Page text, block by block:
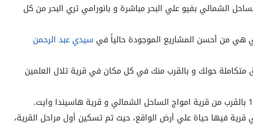
الشمالي بفيو علي البحر مباشرة و بانورامي تري البحر من كل
هي من أحسن المشاريع الموجودة حالياً في سيدي عبد الرحمن
متكاملة حولك و بالقرب منك في كل مكان في قرية تلال العلمين
قرية فيها حياة علي أرض الواقع، حيث تم تسكين أول مراحل القرية،